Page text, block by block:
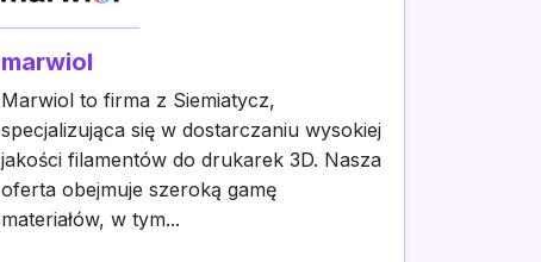
marwiol
Marwiol to firma z Siemiatycz,
specjalizująca się w dostarczaniu wysokiej
jakości filamentów do drukarek 3D. Nasza
oferta obejmuje szeroką gamę
materiałów, w tym...